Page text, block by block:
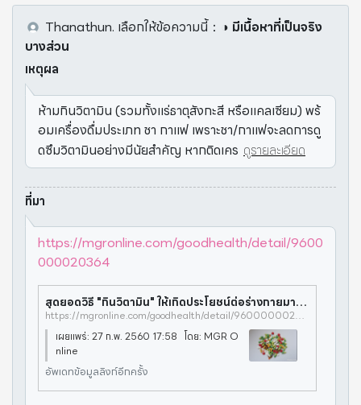
Thanathun. เลือกให้ข้อความนี้： ◑ มีเนื้อหาที่เป็นจริง
บางส่วน
เหตุผล
ห้ามกินวิตามิน (รวมทั้งแร่ธาตุสังกะสี หรือแคลเซียม) พร้
อมเครื่องดื่มประเภท ชา กาแฟ เพราะชา/กาแฟจะลดการดู
ดซึมวิตามินอย่างมีนัยสำคัญ หากติดเคร ดูรายละเอียด
ที่มา
https://mgronline.com/goodhealth/detail/9600
000020364
สุดยอดวิธี "กินวิตามิน" ให้เกิดประโยชน์ต่อร่างกายมากที่สุด
https://mgronline.com/goodhealth/detail/9600000020364
เผยแพร่: 27 ก.พ. 2560 17:58 โดย: MGR O
nline
อัพเดทข้อมูลลิงก์อีกครั้ง